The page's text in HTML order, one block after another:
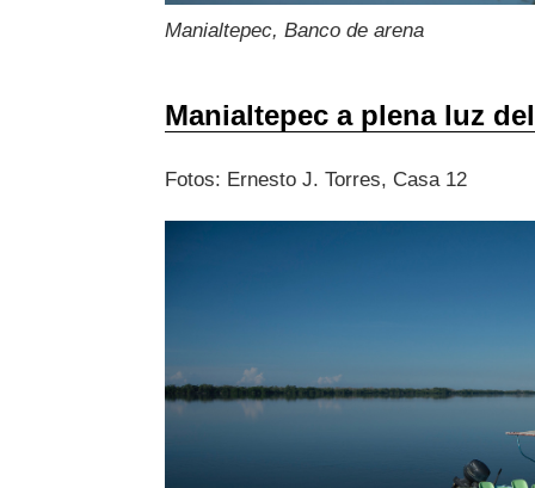
Manialtepec, Banco de arena
Manialtepec a plena luz
Fotos: Ernesto J. Torres, Casa 12